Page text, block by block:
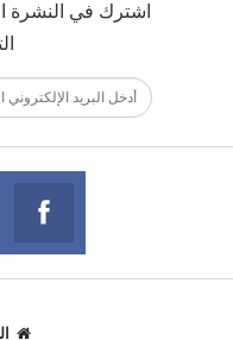
اشترك في النشرة